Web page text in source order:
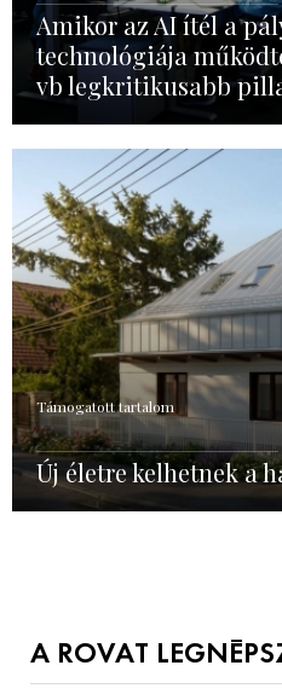
Amikor az AI ítél a
technológiája
vb legkritikusabb
Támogatott tartalom
Új életre kelhetnek a
A ROVAT